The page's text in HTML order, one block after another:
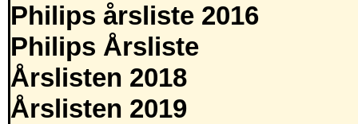
Philips årsliste 2016
Philips Årsliste
Årslisten 2018
Årslisten 2019